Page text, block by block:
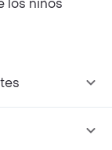
los niños